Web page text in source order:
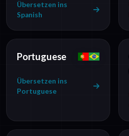
Übersetzen ins
Spanish
Portuguese
Übersetzen ins
Portuguese